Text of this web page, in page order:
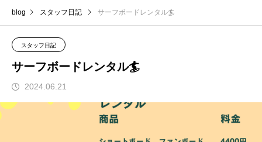
blog スタッフ日記 サーフボードレンタル🏄
スタッフ日記
サーフボードレンタル🏄
2024.06.21